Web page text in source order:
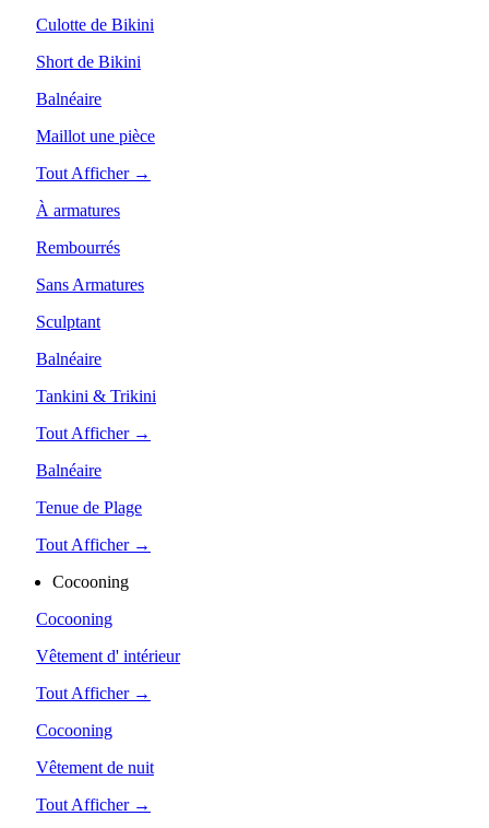
Culotte de Bikini
Short de Bikini
Balnéaire
Maillot une pièce
Tout Afficher →
À armatures
Rembourrés
Sans Armatures
Sculptant
Balnéaire
Tankini & Trikini
Tout Afficher →
Balnéaire
Tenue de Plage
Tout Afficher →
Cocooning
Cocooning
Vêtement d' intérieur
Tout Afficher →
Cocooning
Vêtement de nuit
Tout Afficher →